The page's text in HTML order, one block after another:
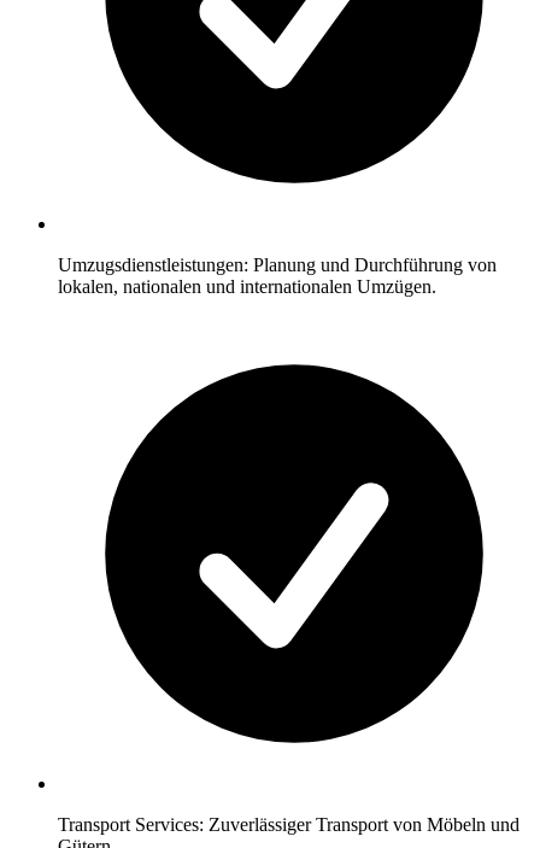
Umzugsdienstleistungen: Planung und Durchführung von
lokalen, nationalen und internationalen Umzügen.
Transport Services: Zuverlässiger Transport von Möbeln und